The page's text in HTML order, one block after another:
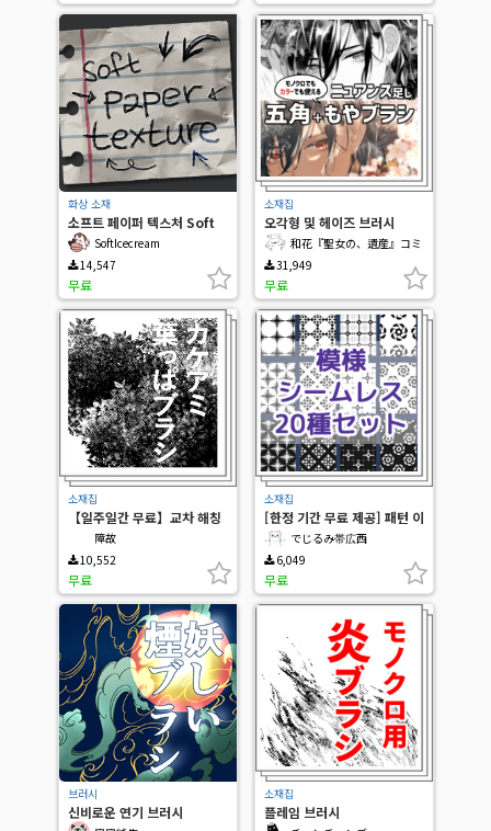
화상 소재
소프트 페이퍼 텍스처 Soft
paper texture
SoftIcecream
14,547
무료
소재집
오각형 및 헤이즈 브러시
和花『聖女の、遺産』コミ
カライズ
31,949
무료
소재집
【일주일간 무료】교차 해칭
障故
10,552
무료
소재집
[한정 기간 무료 제공] 패턴 이
음새 재질 세트
でじるみ帯広西
6,049
무료
브러시
신비로운 연기 브러시
소재집
플레임 브러시